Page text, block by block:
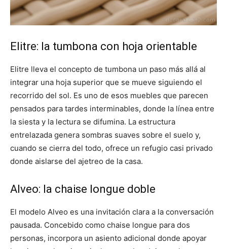
Elitre: la tumbona con hoja orientable
Elitre lleva el concepto de tumbona un paso más allá al
integrar una hoja superior que se mueve siguiendo el
recorrido del sol. Es uno de esos muebles que parecen
pensados para tardes interminables, donde la línea entre
la siesta y la lectura se difumina. La estructura
entrelazada genera sombras suaves sobre el suelo y,
cuando se cierra del todo, ofrece un refugio casi privado
donde aislarse del ajetreo de la casa.
Alveo: la chaise longue doble
El modelo Alveo es una invitación clara a la conversación
pausada. Concebido como chaise longue para dos
personas, incorpora un asiento adicional donde apoyar